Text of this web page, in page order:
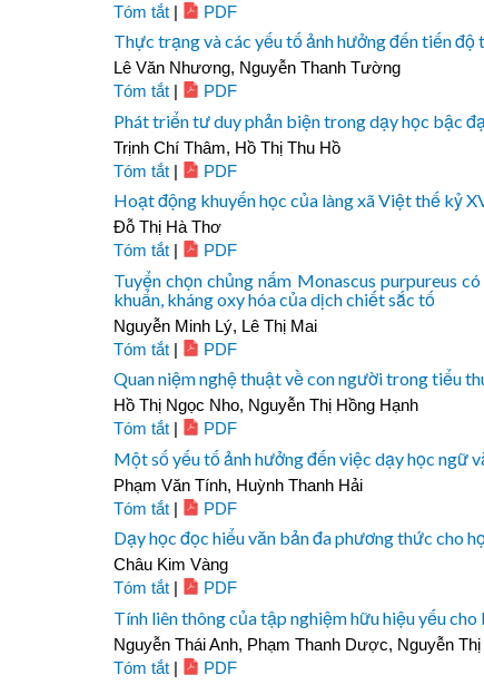
Tóm tắt | PDF
Thực trạng và các yếu tố ảnh hưởng đến tiến
Lê Văn Nhương, Nguyễn Thanh Tường
Tóm tắt | PDF
Phát triển tư duy phản biện trong dạy học bậc
Trịnh Chí Thâm, Hồ Thị Thu Hồ
Tóm tắt | PDF
Hoạt động khuyến học của làng xã Việt thế kỷ
Đỗ Thị Hà Thơ
Tóm tắt | PDF
Tuyển chọn chủng nấm Monascus purpureus
khuẩn, kháng oxy hóa của dịch chiết sắc tố
Nguyễn Minh Lý, Lê Thị Mai
Tóm tắt | PDF
Quan niệm nghệ thuật về con người trong tiểu
Hồ Thị Ngọc Nho, Nguyễn Thị Hồng Hạnh
Tóm tắt | PDF
Một số yếu tố ảnh hưởng đến việc dạy học ngữ
Phạm Văn Tính, Huỳnh Thanh Hải
Tóm tắt | PDF
Dạy học đọc hiểu văn bản đa phương thức cho
Châu Kim Vàng
Tóm tắt | PDF
Tính liên thông của tập nghiệm hữu hiệu yếu
Nguyễn Thái Anh, Phạm Thanh Dược, Nguyễn
Tóm tắt | PDF